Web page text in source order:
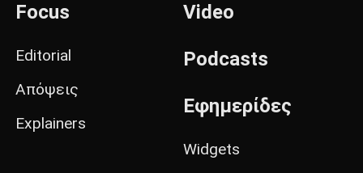
Focus
Editorial
Απόψεις
Explainers
Video
Podcasts
Εφημερίδες
Widgets